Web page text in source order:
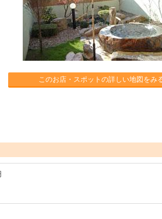
このお店・スポットの詳しい地図をみ